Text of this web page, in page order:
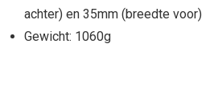
achter) en 35mm (breedte voor)
Gewicht: 1060g